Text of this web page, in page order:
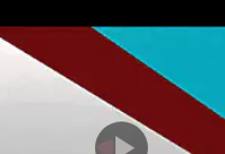
hat über 10 Jahre
Musikszene
.
2015 den “Best